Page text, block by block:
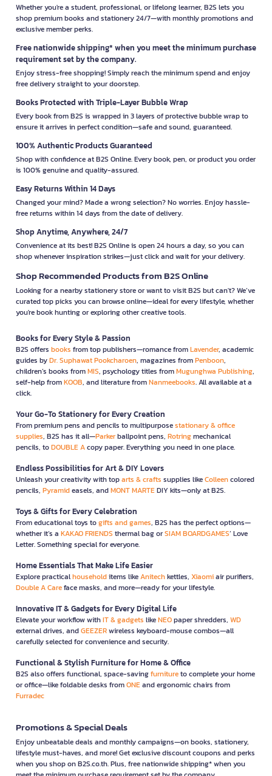
Whether you're a student, professional, or lifelong learner, B2S lets you
shop premium books and stationery 24/7—with monthly promotions and
exclusive member perks.
Free nationwide shipping* when you meet the minimum purchase
requirement set by the company.
Enjoy stress-free shopping! Simply reach the minimum spend and enjoy
free delivery straight to your doorstep.
Books Protected with Triple-Layer Bubble Wrap
Every book from B2S is wrapped in 3 layers of protective bubble wrap to
ensure it arrives in perfect condition—safe and sound, guaranteed.
100% Authentic Products Guaranteed
Shop with confidence at B2S Online. Every book, pen, or product you order
is 100% genuine and quality-assured.
Easy Returns Within 14 Days
Changed your mind? Made a wrong selection? No worries. Enjoy hassle-
free returns within 14 days from the date of delivery.
Shop Anytime, Anywhere, 24/7
Convenience at its best! B2S Online is open 24 hours a day, so you can
shop whenever inspiration strikes—just click and wait for your delivery.
Shop Recommended Products from B2S Online
Looking for a nearby stationery store or want to visit B2S but can't? We’ve
curated top picks you can browse online—ideal for every lifestyle, whether
you're book hunting or exploring other creative tools.
Books for Every Style & Passion
B2S offers books from top publishers—romance fromLavender, academic
guides byDr. Suphawat Pookcharoen, magazines fromPenboon,
children’s books fromMIS, psychology titles fromMugunghwa Publishing,
self-help fromKOOB, and literature fromNanmeebooks. All available at a
click.
Your Go-To Stationery for Every Creation
From premium pens and pencils to multipurposestationary & office
supplies, B2S has it all—Parkerballpoint pens, Rotringmechanical
pencils, toDOUBLE Acopy paper. Everything you need in one place.
Endless Possibilities for Art & DIY Lovers
Unleash your creativity with toparts & crafts supplies likeColleencolored
pencils, Pyramideasels, andMONT MARTEDIY kits—only at B2S.
Toys & Gifts for Every Celebration
From educational toys togifts and games, B2S has the perfect options—
whether it’s a KAKAO FRIENDS thermal bag orSIAM BOARDGAMES’ Love
Letter. Something special for everyone.
Home Essentials That Make Life Easier
Explore practicalhouseholditems likeAnitechkettles, Xiaomiair purifiers,
Double A Careface masks, and more—ready for your lifestyle.
Innovative IT & Gadgets for Every Digital Life
Elevate your workflow withIT & gadgets likeNEOpaper shredders, WD
external drives, andGEEZERwireless keyboard-mouse combos—all
carefully selected for convenience and security.
Functional & Stylish Furniture for Home & Office
B2S also offers functional, space-savingfurnitureto complete your home
or office—like foldable desks fromONEand ergonomic chairs from
Furradec
Promotions & Special Deals
Enjoy unbeatable deals and monthly campaigns—on books, stationery,
lifestyle must-haves, and more! Get exclusive discount coupons and perks
when you shop on B2S.co.th. Plus, free nationwide shipping* when you